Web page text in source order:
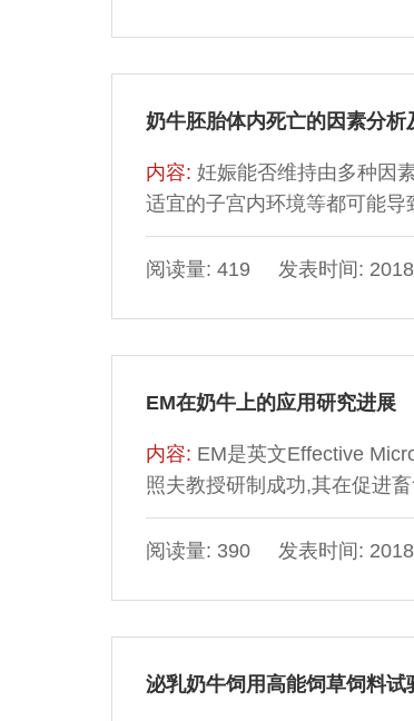
奶牛胚胎体内死亡的因素分析
内容: 妊娠能否维持由多种因
适宜的子宫内环境等都可能
产奶牛可能持续到42￣56天
排卵并受精的百分率约为75%
阅读量: 419 发表时间:
EM在奶牛上的应用研究进展
内容: EM是英文Effective
照夫教授研制成功,其在促进
著作用。1EM的组成及特点
等、抗病毒物质和生长促进因
阅读量: 390 发表时间:
泌乳奶牛饲用高能饲草饲料试